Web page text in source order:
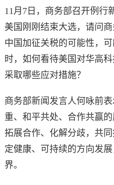
11月7日，商务部召开例行
美国刚刚结束大选，请问
中国加征关税的可能性，
时，如何看待美国对华高
采取哪些应对措施？
商务部新闻发言人何咏前
重、和平共处、合作共赢
拓展合作、化解分歧，共
定健康、可持续的方向发
界。